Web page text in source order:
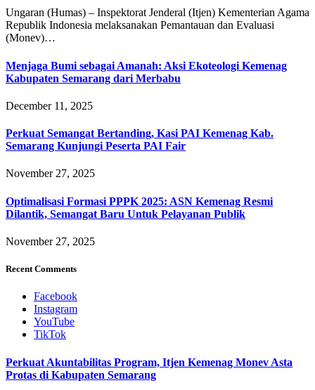
Ungaran (Humas) – Inspektorat Jenderal (Itjen) Kementerian Agama
Republik Indonesia melaksanakan Pemantauan dan Evaluasi
(Monev)…
Menjaga Bumi sebagai Amanah: Aksi Ekoteologi Kemenag
Kabupaten Semarang dari Merbabu
December 11, 2025
Perkuat Semangat Bertanding, Kasi PAI Kemenag Kab.
Semarang Kunjungi Peserta PAI Fair
November 27, 2025
Optimalisasi Formasi PPPK 2025: ASN Kemenag Resmi
Dilantik, Semangat Baru Untuk Pelayanan Publik
November 27, 2025
Recent Comments
Facebook
Instagram
YouTube
TikTok
Perkuat Akuntabilitas Program, Itjen Kemenag Monev Asta
Protas di Kabupaten Semarang